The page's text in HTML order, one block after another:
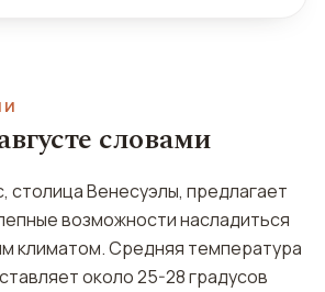
словами
столица Венесуэлы, предлагает
возможности насладиться
климатом. Средняя температура
около 25-28 градусов